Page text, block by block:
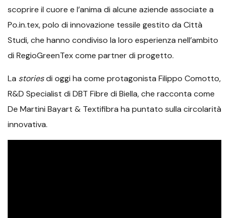
scoprire il cuore e l’anima di alcune aziende associate a
Po.in.tex, polo di innovazione tessile gestito da Città
Studi, che hanno condiviso la loro esperienza nell’ambito
di RegioGreenTex come partner di progetto.
La storiesdi oggi ha come protagonista Filippo Comotto,
R&D Specialist di DBT Fibre di Biella, che racconta come
De Martini Bayart & Textifibra ha puntato sulla circolarità
innovativa.